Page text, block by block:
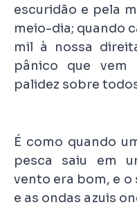
escuridão e pela
meio-dia; quando
mil à nossa
pânico que vem
palidez sobre
É como quando
pesca saiu em
vento era bom, e
e as ondas azuis